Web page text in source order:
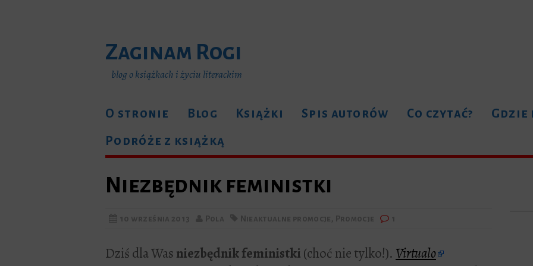
Zaginam Rogi
blog o książkach i życiu literackim
O stronie Blog Książki Spis autorów Co czytać?
Gdzie
Podróże z książką
Niezbędnik feministki
Dziś dla Wasniezbędnik feministki(choć nie tylko!). Virtualo